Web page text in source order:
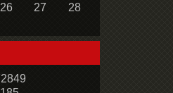
26 27
28